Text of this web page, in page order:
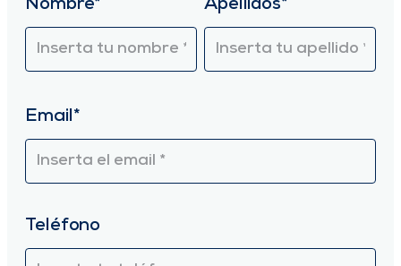
Nombre* Apellidos*
Email*
Teléfono